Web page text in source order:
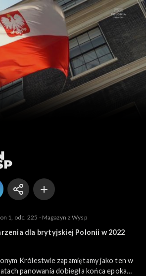
Magazyn z Wysp
1, odc. 225 - Magazyn z Wysp
dla brytyjskiej Polonii w 2022
Królestwie zapamiętamy jako ten w
panowania dobiegła końca epoka